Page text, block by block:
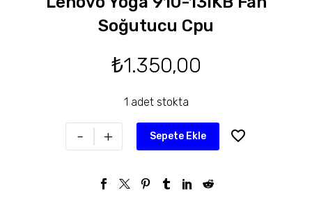
Soğutucu Cpu
₺1.350,00
1 adet stokta
- + Sepete Ekle